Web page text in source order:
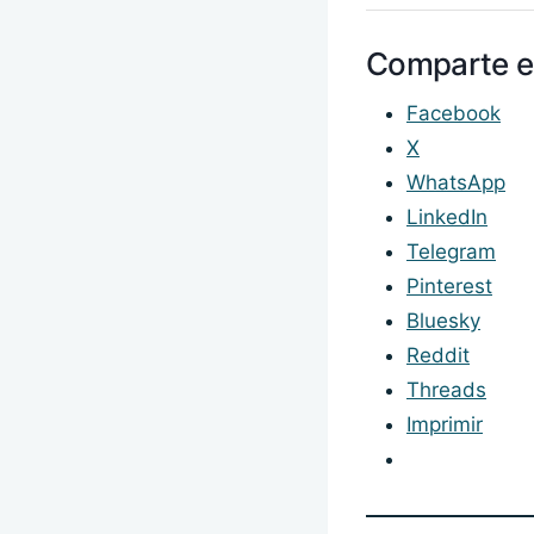
Comparte
Facebook
X
WhatsApp
LinkedIn
Telegram
Pinterest
Bluesky
Reddit
Threads
Imprimir